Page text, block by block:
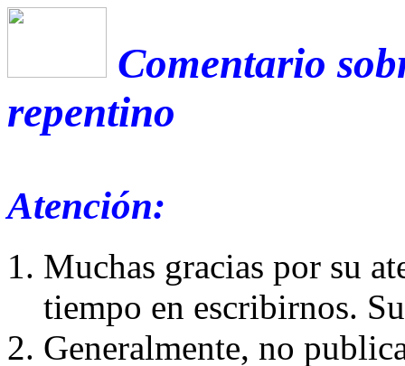
Comentario
repentino
Atención:
Muchas gracias por su
tiempo en escribirnos.
Generalmente, no